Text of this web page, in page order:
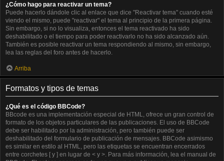
¿Cómo hago para reactivar un tema?
Puede hacerlo dándole clic al enlace que dice "Reactivar tema" cuando esté
viendo el mismo, puede "reactivar" el tema al principio de la primera página.
Sin embargo, si no lo visualiza, entonces el tema reactivado ha sido
deshabilitado o el tiempo para poder reactivarlo no ha sido alcanzado aún.
También es posible reactivar un tema respondiendo al mismo, sin embargo,
lea las reglas del foro antes de hacerlo.
Arriba
Formatos y tipos de temas
¿Qué es el código BBCode?
BBcode es una implementación especial de HTML, ofrece un gran control de
formato de los objetos particulares de las publicaciones. El uso de BBCode
debe ser habilitado por la administración, pero también puede ser
deshabilitado del formulario de publicación de mensajes. BBCode asimismo
es similar en estilo al HTML, pero las etiquetas se encuentran encerrados
entre corchetes [ y ] en lugar de < y >. Para más información, lea el manual de